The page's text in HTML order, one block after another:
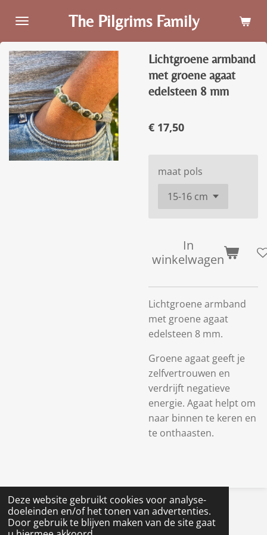
Deze website gebruikt cookies voor analyse-
doeleinden en/of het tonen van advertenties.
Door gebruik te blijven maken van de site gaat
direct
naar
de
hoofdinhoud
The Pilgrims Family
Lichtgroene armband
met groene agaat
edelsteen 8 mm
€ 17,50
maat pols
In
winkelwagen
Lichtgroene armband
met groene agaat
edelsteen 8 mm.
Groene agaat geeft je
zelfvertrouwen en
verdrijft negatieve
energie. Agaat helpt om
naar binnen te keren en
te onthaasten.
© 2023 - 2026 The Pilgrims Family
Powered byJouwWeb